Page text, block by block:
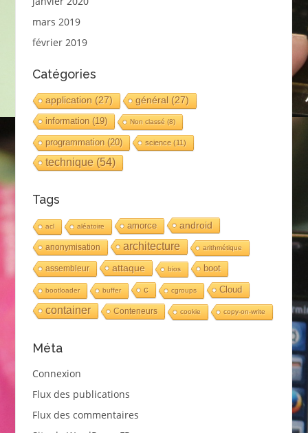
mars 2019
février 2019
Catégories
application(27) général(27)
information(19) Non classé(8)
programmation(20) science(11)
technique(54)
Tags
acl aléatoire amorce android
anonymisation architecture arithmétique
assembleur attaque bios boot
bootloader buffer c cgroups Cloud
container Conteneurs cookie copy-on-write
Méta
Connexion
Flux des publications
Flux des commentaires